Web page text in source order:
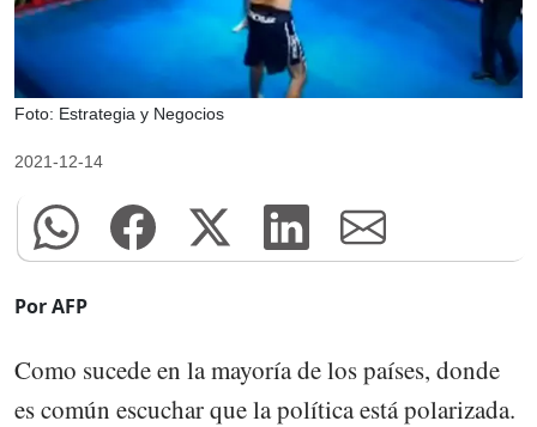
Foto: Estrategia y Negocios
2021-12-14
Por AFP
Como sucede en la mayoría de los países, donde
es común escuchar que la política está polarizada.